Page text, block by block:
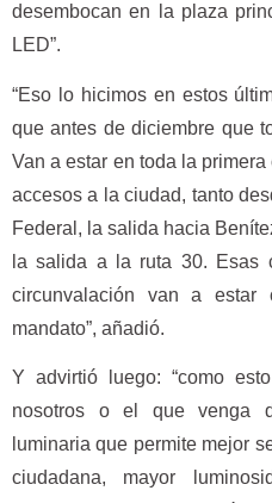
desembocan en la plaza
LED”.
“Eso lo hicimos en estos
que antes de diciembre que
Van a estar en toda la
accesos a la ciudad, tanto
Federal, la salida hacia
la salida a la ruta 30. Esas
circunvalación van a estar
mandato”, añadió.
Y advirtió luego: “como
nosotros o el que venga
luminaria que permite mejor
ciudadana, mayor